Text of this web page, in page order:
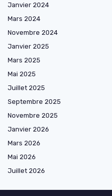
Janvier 2024
Mars 2024
Novembre 2024
Janvier 2025
Mars 2025
Mai 2025
Juillet 2025
Septembre 2025
Novembre 2025
Janvier 2026
Mars 2026
Mai 2026
Juillet 2026